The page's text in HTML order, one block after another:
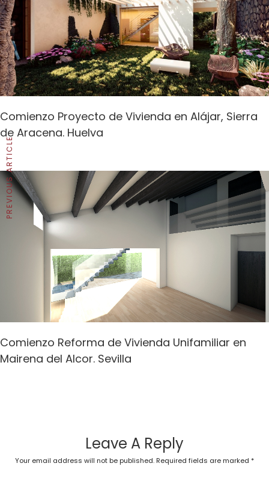
Comienzo Proyecto de Vivienda en Alájar, Sierra
de Aracena. Huelva
Comienzo Reforma de Vivienda Unifamiliar en
Mairena del Alcor. Sevilla
Leave A Reply
Your email address will not be published. Required fields are marked *
PREVIOUS ARTICLE